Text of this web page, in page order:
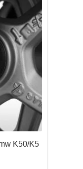
K50/K5